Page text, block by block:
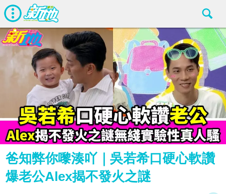
爸知弊你嚟湊吖｜吳若希口硬心軟讚
爆老公Alex揭不發火之謎